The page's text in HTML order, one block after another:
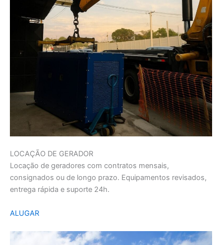
LOCAÇÃO DE GERADOR
Locação de geradores com contratos mensais,
consignados ou de longo prazo. Equipamentos revisados,
entrega rápida e suporte 24h.
ALUGAR